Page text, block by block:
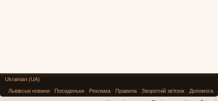
Ukrainian (UA)
Львівські новини
Посиденьки Реклама Правила Зворотній зв'язок
Допомога